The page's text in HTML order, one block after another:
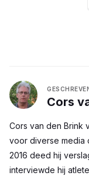
Cors
Cors van den Brink
voor diverse media
2016 deed hij
interviewde hij